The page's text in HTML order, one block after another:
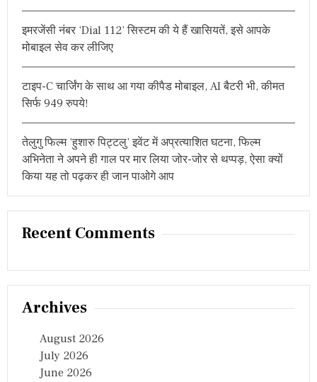
इमरजेंसी नंबर ‘Dial 112’ सिस्टम की ये हैं खासियतें, इसे आपके
मोबाइल सेव कर लीजिए
टाइप-C चार्जिंग के साथ आ गया कीपैड मोबाइल, AI बैटरी भी, कीमत
सिर्फ 949 रुपये!
तेलुगु फिल्म ‘हुशारु पिट्टलु’ इवेंट में अप्रत्याशित घटना, फिल्म
अभिनेता ने अपने ही गाल पर मार लिया जोर-जोर से थप्पड़, ऐसा क्यों
किया यह तो पढ़कर ही जान पाओगे आप
Recent Comments
Archives
August 2026
July 2026
June 2026